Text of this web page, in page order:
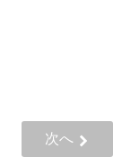
次へ